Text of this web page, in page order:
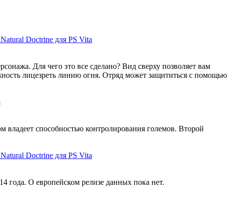
Для чего это все сделано? Вид сверху позволяет вам
лицезреть линию огня. Отряд может защититься с помощью
владеет способностью контролирования големов. Второй
года. О европейском релизе данных пока нет.